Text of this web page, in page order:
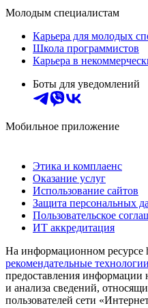
Молодым специалистам
Карьера для молодых
Школа программистов
Карьера в
Боты для уведомлений
Мобильное приложение
Этика и комплаенс
Оказание услуг
Использование сайтов
Защита персональных
Пользовательское
ИТ аккредитация
На информационном ресурсе
рекомендательные технологии
предоставления информации
и анализа сведений,
пользователей сети